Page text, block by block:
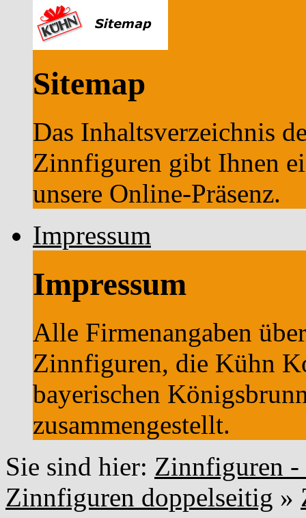
Sitemap
Das Inhaltsverzeichnis
Zinnfiguren gibt Ihnen
unsere Online-Präsenz.
Impressum
Impressum
Alle Firmenangaben
Zinnfiguren, die Kühn
bayerischen
zusammengestellt.
Sie sind hier: Zinnfiguren -
Zinnfiguren doppelseitig »